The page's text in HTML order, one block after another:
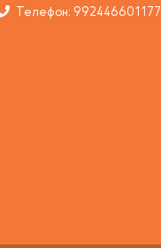
Телефон: 992446601177